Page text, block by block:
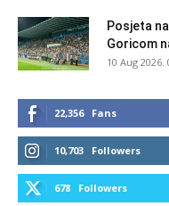
Posjeta
Goricom
10 Aug 2026.
22,356 Fans
10,703 Followers
678 Followers